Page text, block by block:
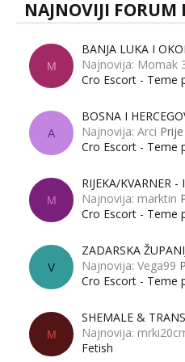
NAJNOVIJI FORUM
M
BANJA LUKA I
Najnovija: Momak
Cro Escort - Teme
A
BOSNA I
Najnovija: Arci
Cro Escort - Teme
M
RIJEKA/KVARNER
Najnovija: marktin
Cro Escort - Teme
V
ZADARSKA
Najnovija: Vega99
Cro Escort - Teme
M
SHEMALE &
Najnovija:
Fetish